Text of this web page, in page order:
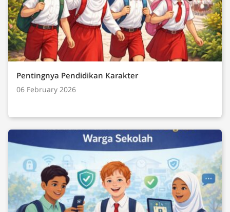
Pentingnya Pendidikan Karakter
06 February 2026